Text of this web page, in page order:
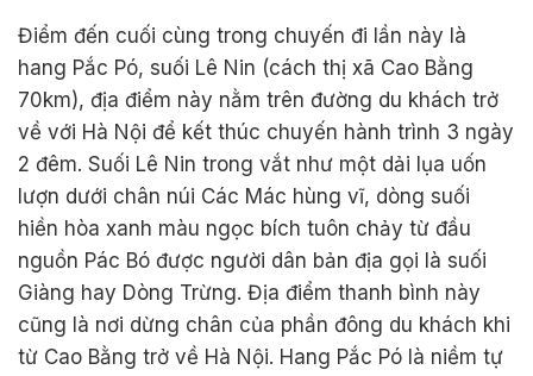
Điểm đến cuối cùng trong chuyến đi lần này là
hang Pắc Pó, suối Lê Nin (cách thị xã Cao Bằng
70km), địa điểm này nằm trên đường du khách trở
về với Hà Nội để kết thúc chuyến hành trình 3 ngày
2 đêm. Suối Lê Nin trong vắt như một dải lụa uốn
lượn dưới chân núi Các Mác hùng vĩ, dòng suối
hiền hòa xanh màu ngọc bích tuôn chảy từ đầu
nguồn Pác Bó được người dân bản địa gọi là suối
Giàng hay Dòng Trừng. Địa điểm thanh bình này
cũng là nơi dừng chân của phần đông du khách khi
từ Cao Bằng trở về Hà Nội. Hang Pắc Pó là niềm tự